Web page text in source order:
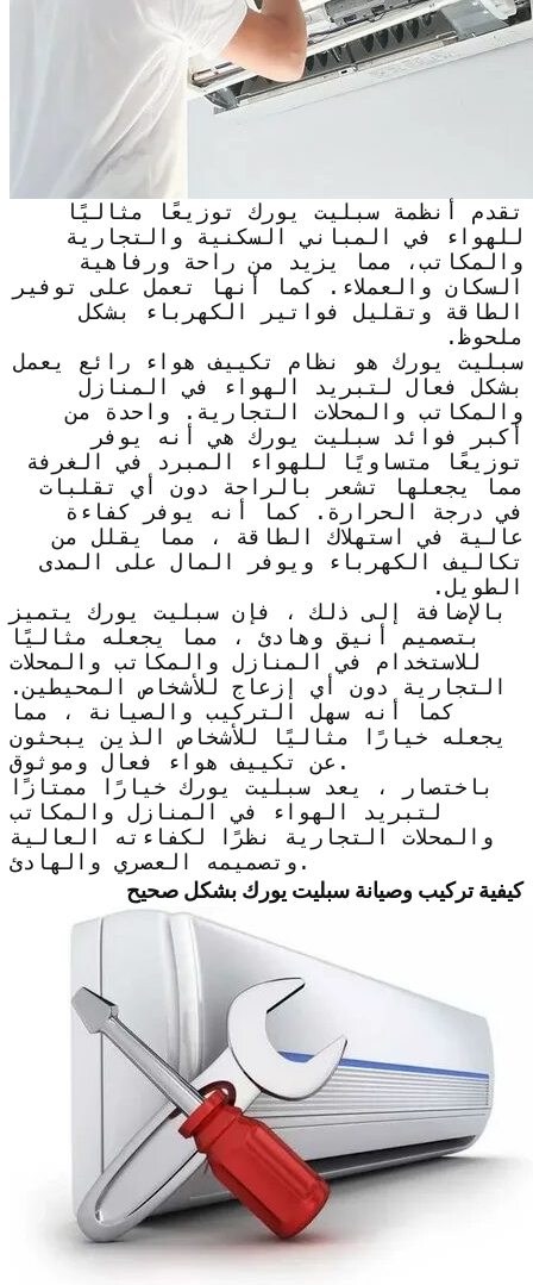
تقدم أنظمة سبليت يورك توزيعًا مثاليًا
للهواء في المباني السكنية والتجارية
والمكاتب، مما يزيد من راحة ورفاهية
السكان والعملاء. كما أنها تعمل على توفير
الطاقة وتقليل فواتير الكهرباء بشكل
ملحوظ.
سبليت يورك هو نظام تكييف هواء رائع يعمل
بشكل فعال لتبريد الهواء في المنازل
والمكاتب والمحلات التجارية. واحدة من
أكبر فوائد سبليت يورك هي أنه يوفر
توزيعًا متساويًا للهواء المبرد في الغرفة
مما يجعلها تشعر بالراحة دون أي تقلبات
في درجة الحرارة. كما أنه يوفر كفاءة
عالية في استهلاك الطاقة ، مما يقلل من
تكاليف الكهرباء ويوفر المال على المدى
الطويل.
بالإضافة إلى ذلك ، فإن سبليت يورك يتميز
بتصميم أنيق وهادئ ، مما يجعله مثاليًا
للاستخدام في المنازل والمكاتب والمحلات
التجارية دون أي إزعاج للأشخاص المحيطين.
كما أنه سهل التركيب والصيانة ، مما
يجعله خيارًا مثاليًا للأشخاص الذين يبحثون
عن تكييف هواء فعال وموثوق.
باختصار ، يعد سبليت يورك خيارًا ممتازًا
لتبريد الهواء في المنازل والمكاتب
والمحلات التجارية نظرًا لكفاءته العالية
وتصميمه العصري والهادئ.
كيفية تركيب وصيانة سبليت يورك بشكل صحيح